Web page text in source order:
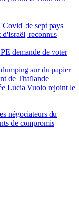
de sept pays
d'Israël, reconnus
demande de voter
sur du papier
de Thaïlande
Lucia Vuolo rejoint le
négociateurs du
de compromis